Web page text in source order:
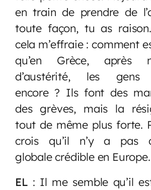
en train de prendre de
toute façon, tu as
cela m’effraie : comment
qu’en Grèce, après
d’austérité, les gens
encore ? Ils font des
des grèves, mais la
tout de même plus forte.
crois qu’il n’y a pas
globale crédible en Europe.
EL : Il me semble qu’il